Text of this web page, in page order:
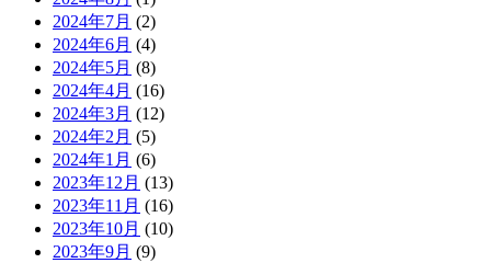
2024年7月 (2)
2024年6月 (4)
2024年5月 (8)
2024年4月 (16)
2024年3月 (12)
2024年2月 (5)
2024年1月 (6)
2023年12月 (13)
2023年11月 (16)
2023年10月 (10)
2023年9月 (9)